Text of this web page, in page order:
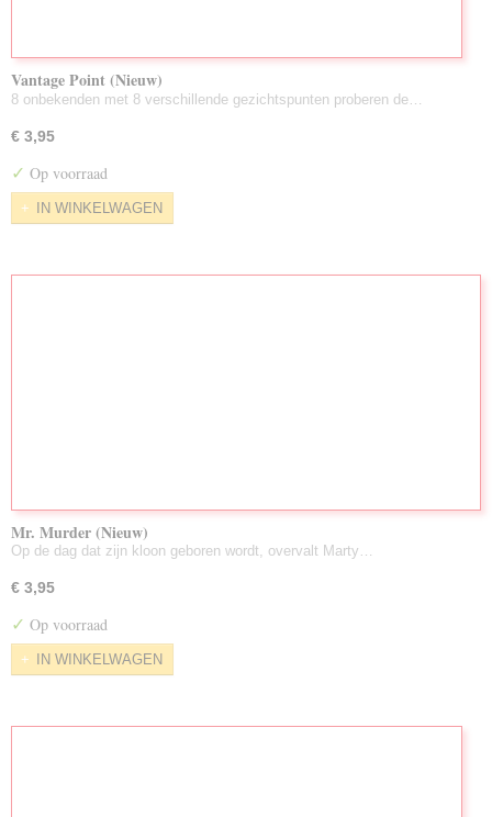
Vantage Point (Nieuw)
8 onbekenden met 8 verschillende gezichtspunten proberen de…
€ 3,95
✓ Op voorraad
IN WINKELWAGEN
Mr. Murder (Nieuw)
Op de dag dat zijn kloon geboren wordt, overvalt Marty…
€ 3,95
✓ Op voorraad
IN WINKELWAGEN